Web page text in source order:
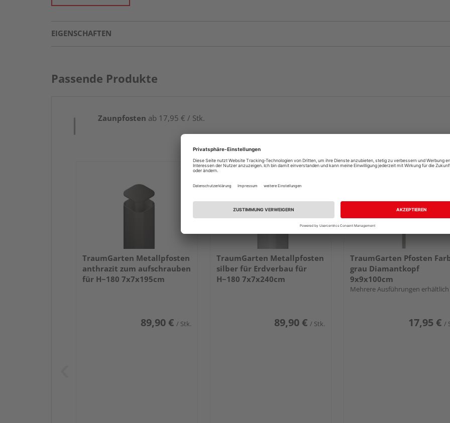
EIGENSCHAFTEN
Passende Produkte
Zaunpfosten ab 17,95 € / Stk.
TraumGarten Metallpfosten
anthrazit zum aufschrauben
für H~180 7x7x195cm
89,90 € / Stk.
TraumGarten Metallpfosten
silber für Erdverbau für
H~180 7x7x240cm
89,90 € / Stk.
TraumGarten Pfosten
grau Diamantkopf
9x9x100cm
Mehrere Ausführungen erhältlich
17,95 € /